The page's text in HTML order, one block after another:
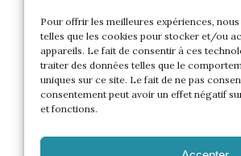
Pour offrir les meilleures expériences,
telles que les cookies pour stocker et/ou
appareils. Le fait de consentir à ces
traiter des données telles que le
uniques sur ce site. Le fait de ne pas
consentement peut avoir un effet négatif
et fonctions.